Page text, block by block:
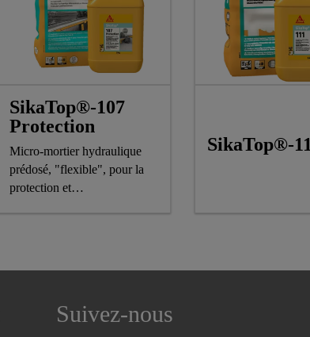
SikaTop®-107
Protection
Micro-mortier hydraulique
prédosé, "flexible", pour la
protection et
SikaTop®-
Suivez-nous